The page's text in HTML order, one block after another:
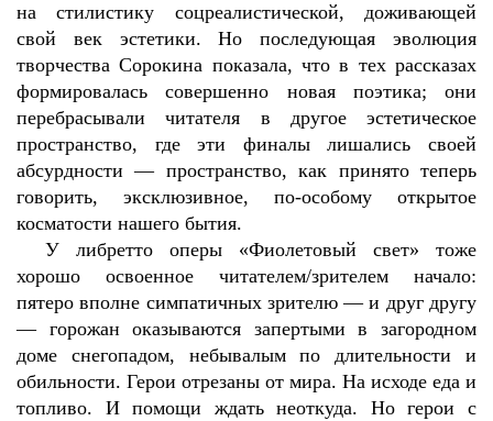
на стилистику соцреалистической, доживающей
свой век эстетики. Но последующая эволюция
творчества Сорокина показала, что в тех рассказах
формировалась совершенно новая поэтика; они
перебрасывали читателя в другое эстетическое
пространство, где эти финалы лишались своей
абсурдности — пространство, как принято теперь
говорить, эксклюзивное, по-особому открытое
косматости нашего бытия.
У либретто оперы «Фиолетовый свет» тоже
хорошо освоенное читателем/зрителем начало:
пятеро вполне симпатичных зрителю — и друг другу
— горожан оказываются запертыми в загородном
доме снегопадом, небывалым по длительности и
обильности. Герои отрезаны от мира. На исходе еда и
топливо. И помощи ждать неоткуда. Но герои с